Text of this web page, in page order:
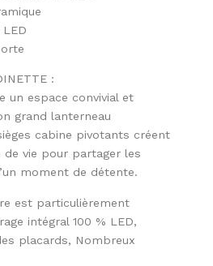
:
un espace convivial et
grand lanterneau
cabine pivotants créent
de vie pour partager les
moment de détente.
est particulièrement
intégral 100 % LED,
placards, Nombreux